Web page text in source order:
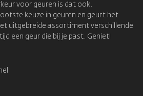
voor geuren is dat ook.
keuze in geuren en geurt het
uitgebreide assortiment verschillende
een geur die bij je past. Geniet!